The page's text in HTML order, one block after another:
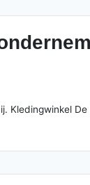
Kledingwinkel